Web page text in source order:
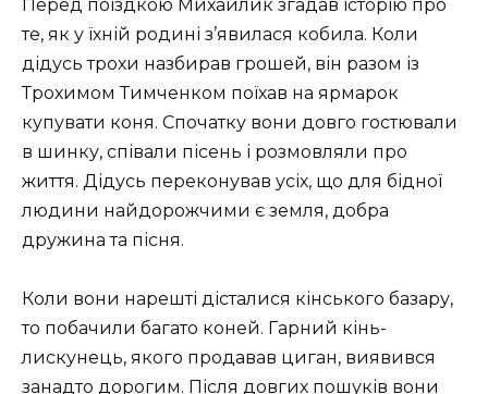
Перед поїздкою Михайлик згадав історію про
те, як у їхній родині з’явилася кобила. Коли
дідусь трохи назбирав грошей, він разом із
Трохимом Тимченком поїхав на ярмарок
купувати коня. Спочатку вони довго гостювали
в шинку, співали пісень і розмовляли про
життя. Дідусь переконував усіх, що для бідної
людини найдорожчими є земля, добра
дружина та пісня.
Коли вони нарешті дісталися кінського базару,
то побачили багато коней. Гарний кінь-
лискунець, якого продавав циган, виявився
занадто дорогим. Після довгих пошуків вони